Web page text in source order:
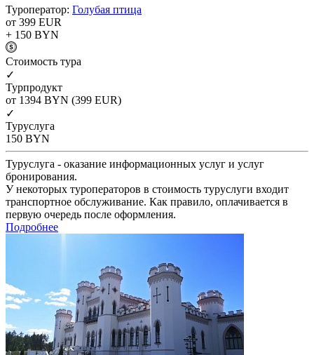
Туроператор: Голубая птица
от 399 EUR
+ 150 BYN
Cтоимость тура
✓
Турпродукт
от 1394 BYN (399 EUR)
✓
Туруслуга
150 BYN
Туруслуга - оказание информационных услуг и услуг
бронирования.
У некоторых туроператоров в стоимость туруслуги входит
транспортное обслуживание. Как правило, оплачивается в
первую очередь после оформления.
Подробнее